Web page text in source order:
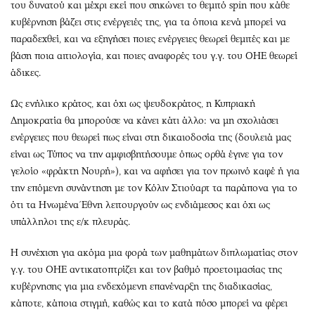
του δυνατού και μέχρι εκεί που σηκώνει το θεμιτό spin που κάθε
κυβέρνηση βάζει στις ενέργειές της, για τα όποια κενά μπορεί να
παραδεχθεί, και να εξηγήσει ποιες ενέργειες θεωρεί θεμιτές και με
βάση ποια αιτιολογία, και ποιες αναφορές του γ.γ. του ΟΗΕ θεωρεί
άδικες.
Ως ενήλικο κράτος, και όχι ως ψευδοκράτος, η Κυπριακή
Δημοκρατία θα μπορούσε να κάνει κάτι άλλο: να μη σχολιάσει
ενέργειες που θεωρεί πως είναι στη δικαιοδοσία της (δουλειά μας
είναι ως Τύπος να την αμφισβητήσουμε όπως ορθά έγινε για τον
γελοίο «φράκτη Νουρή»), και να αφήσει για τον πρωινό καφέ ή για
την επόμενη συνάντηση με τον Κόλιν Στιούαρτ τα παράπονα για το
ότι τα Ηνωμένα Έθνη λειτουργούν ως ενδιάμεσος και όχι ως
υπάλληλοι της ε/κ πλευράς.
Η συνέχιση για ακόμα μια φορά των μαθημάτων διπλωματίας στον
γ.γ. του ΟΗΕ αντικατοπτρίζει και τον βαθμό προετοιμασίας της
κυβέρνησης για μια ενδεχόμενη επανέναρξη της διαδικασίας,
κάποτε, κάποια στιγμή, καθώς και το κατά πόσο μπορεί να φέρει